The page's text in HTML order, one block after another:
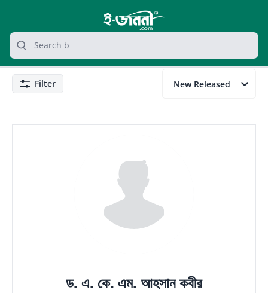
grocery search at header
Search
FilterFilter New Released
ড. এ. কে. এম. আহসান কবীর